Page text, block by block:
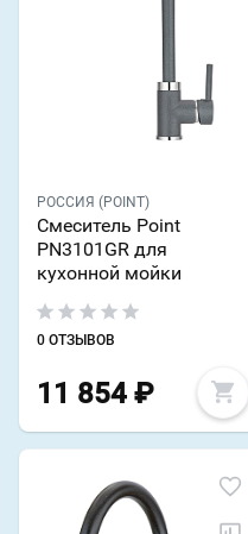
РОССИЯ (POINT)
Смеситель Point
PN3101GR для
кухонной мойки
0 ОТЗЫВОВ
11 854 ₽